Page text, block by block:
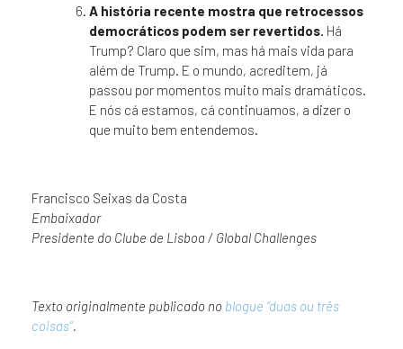
A história recente mostra que retrocessos
democráticos podem ser revertidos. Há
Trump? Claro que sim, mas há mais vida para
além de Trump. E o mundo, acreditem, já
passou por momentos muito mais dramáticos.
E nós cá estamos, cá continuamos, a dizer o
que muito bem entendemos.
Francisco Seixas da Costa
Embaixador
Presidente do Clube de Lisboa / Global Challenges
Texto originalmente publicado no blogue “duas ou três
coisas”.